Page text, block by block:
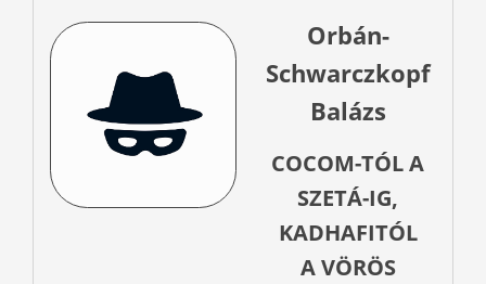
Orbán-
Schwarczkopf
Balázs
COCOM-TÓL A
SZETÁ-IG,
KADHAFITÓL
A VÖRÖS